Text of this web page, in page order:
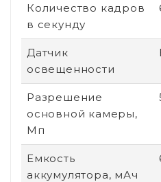
Количество кадров
в секунду
Датчик
освещенности
Разрешение
основной камеры,
Мп
Емкость
аккумулятора, мАч